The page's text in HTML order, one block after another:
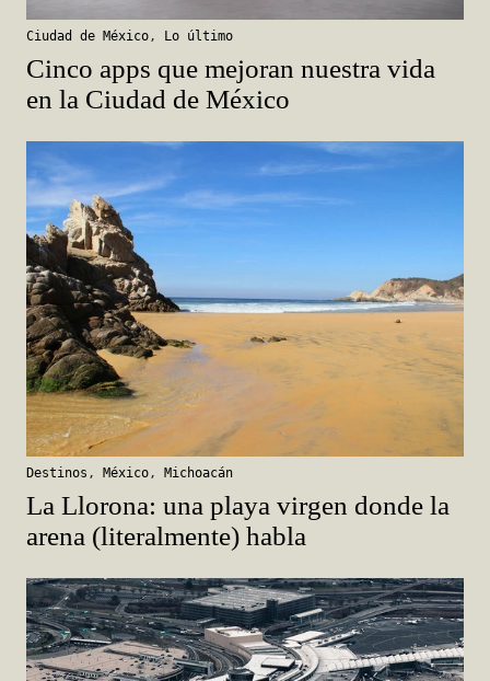
Ciudad de México, Lo último
Cinco apps que mejoran nuestra vida
en la Ciudad de México
Destinos , México, Michoacán
La Llorona: una playa virgen donde la
arena (literalmente) habla